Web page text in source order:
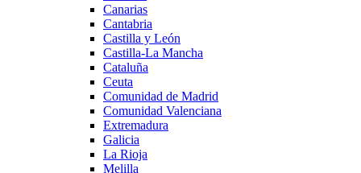
Canarias
Cantabria
Castilla y León
Castilla-La Mancha
Cataluña
Ceuta
Comunidad de Madrid
Comunidad Valenciana
Extremadura
Galicia
La Rioja
Melilla